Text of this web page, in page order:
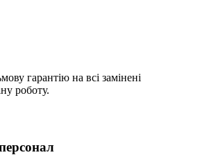
гарантію на всі замінені
роботу.